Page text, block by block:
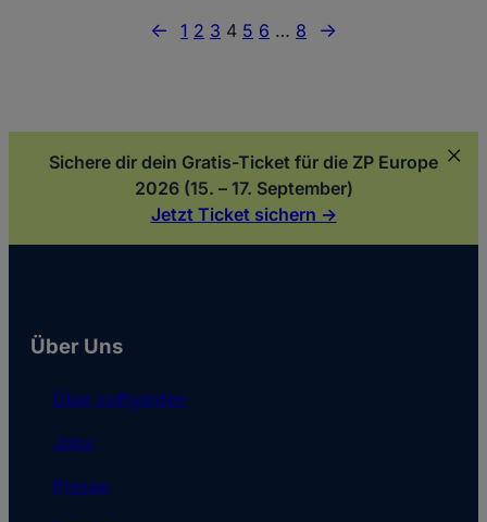
← 1 2 3 4 5 6 … 8 →
Sichere dir dein Gratis-Ticket für die ZP Europe
2026 (15. – 17. September)
Jetzt Ticket sichern ->
Über Uns
Über softgarden
Jobs
Presse